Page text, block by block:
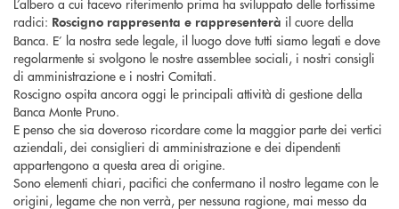
L’albero a cui facevo riferimento prima ha sviluppato delle fortissime
radici: Roscigno rappresenta e rappresenterà il cuore della
Banca. E’ la nostra sede legale, il luogo dove tutti siamo legati e dove
regolarmente si svolgono le nostre assemblee sociali, i nostri consigli
di amministrazione e i nostri Comitati.
Roscigno ospita ancora oggi le principali attività di gestione della
Banca Monte Pruno.
E penso che sia doveroso ricordare come la maggior parte dei vertici
aziendali, dei consiglieri di amministrazione e dei dipendenti
appartengono a questa area di origine.
Sono elementi chiari, pacifici che confermano il nostro legame con le
origini, legame che non verrà, per nessuna ragione, mai messo da